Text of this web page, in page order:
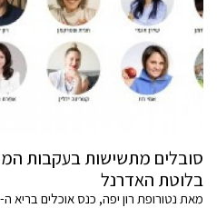
סובלים מתשישות בעקבות
בלוטת האדרנל
מאת נטורופת רון יפה, כנס אוכלים בריא ה-14